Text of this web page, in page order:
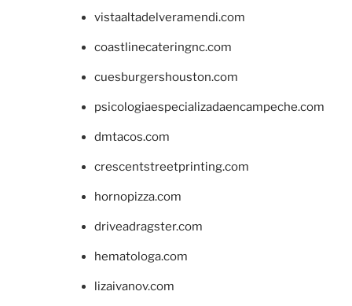
vistaaltadelveramendi.com
coastlinecateringnc.com
cuesburgershouston.com
psicologiaespecializadaencampeche.com
dmtacos.com
crescentstreetprinting.com
hornopizza.com
driveadragster.com
hematologa.com
lizaivanov.com